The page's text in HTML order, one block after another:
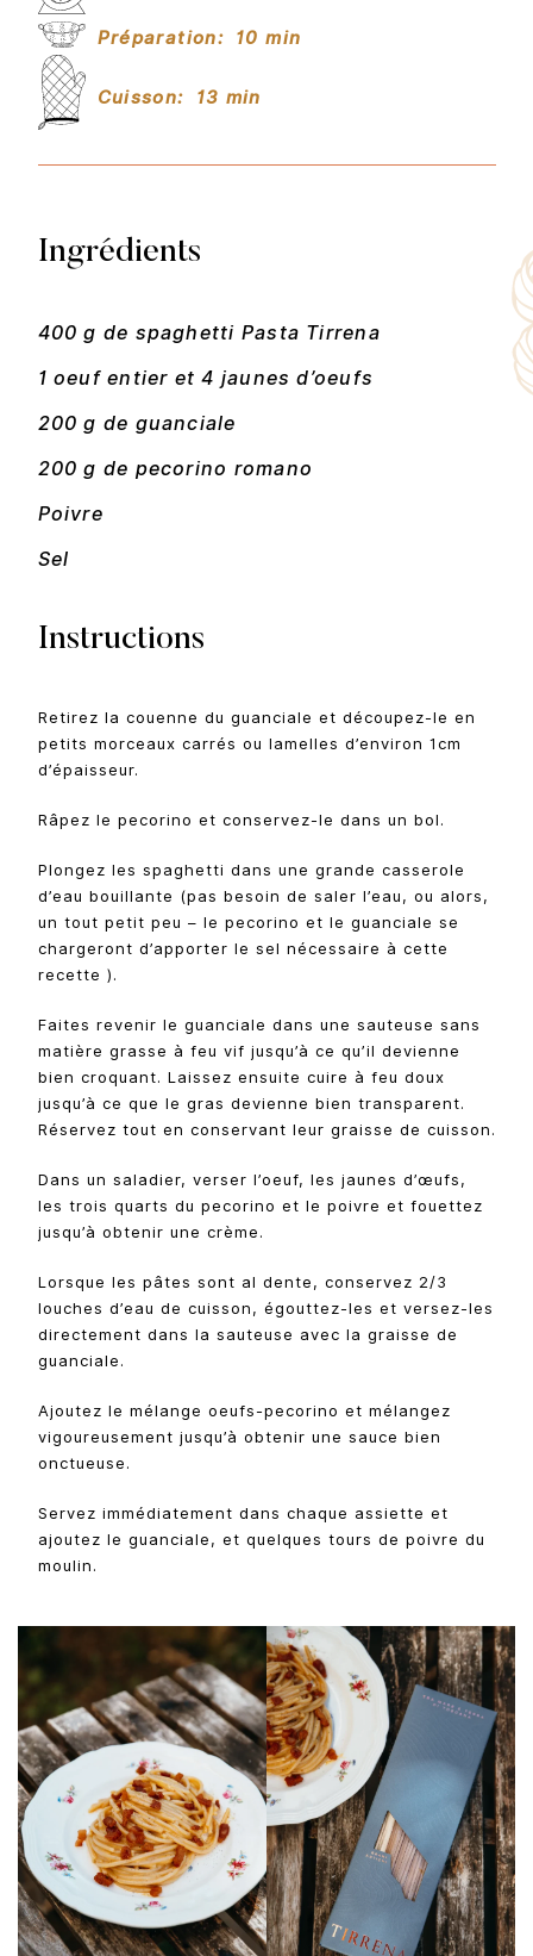
Préparation: 10 min
Cuisson: 13 min
Ingrédients
400 g de spaghetti Pasta Tirrena
1 oeuf entier et 4 jaunes d’oeufs
200 g de guanciale
200 g de pecorino romano
Poivre
Sel
Instructions
Retirez la couenne du guanciale et découpez-le en
petits morceaux carrés ou lamelles d’environ 1cm
d’épaisseur.
Râpez le pecorino et conservez-le dans un bol.
Plongez les spaghetti dans une grande casserole
d’eau bouillante (pas besoin de saler l’eau, ou alors,
un tout petit peu – le pecorino et le guanciale se
chargeront d’apporter le sel nécessaire à cette
recette ).
Faites revenir le guanciale dans une sauteuse sans
matière grasse à feu vif jusqu’à ce qu’il devienne
bien croquant. Laissez ensuite cuire à feu doux
jusqu’à ce que le gras devienne bien transparent.
Réservez tout en conservant leur graisse de cuisson.
Dans un saladier, verser l’oeuf, les jaunes d’œufs,
les trois quarts du pecorino et le poivre et fouettez
jusqu’à obtenir une crème.
Lorsque les pâtes sont al dente, conservez 2/3
louches d’eau de cuisson, égouttez-les et versez-les
directement dans la sauteuse avec la graisse de
guanciale.
Ajoutez le mélange oeufs-pecorino et mélangez
vigoureusement jusqu’à obtenir une sauce bien
onctueuse.
Servez immédiatement dans chaque assiette et
ajoutez le guanciale, et quelques tours de poivre du
moulin.